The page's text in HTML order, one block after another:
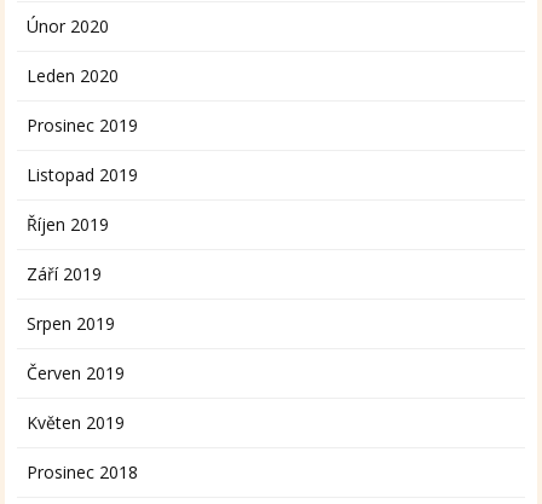
Únor 2020
Leden 2020
Prosinec 2019
Listopad 2019
Říjen 2019
Září 2019
Srpen 2019
Červen 2019
Květen 2019
Prosinec 2018